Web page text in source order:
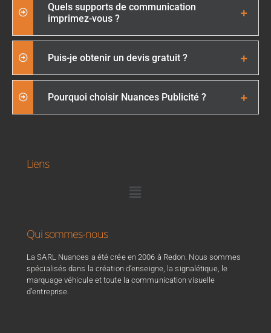
Quels supports de communication
imprimez-vous ?
Puis-je obtenir un devis gratuit ?
Pourquoi choisir Nuances Publicité ?
Liens
Qui sommes-nous
La SARL Nuances a été crée en 2006 à Redon. Nous sommes
spécialisés dans la création d’enseigne, la signalétique, le
marquage véhicule et toute la communication visuelle
d’entreprise.